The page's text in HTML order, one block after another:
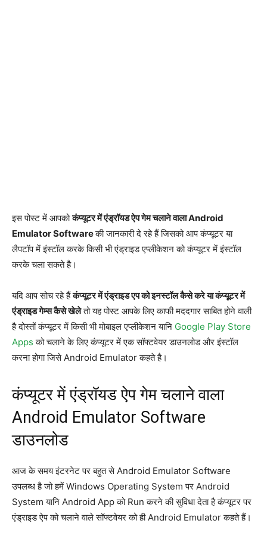
इस पोस्ट में आपकोकंप्यूटर में एंड्रॉयड ऐप गेम चलाने वाला Android
Emulator Softwareकी जानकारी दे रहे हैं जिसको आप कंप्यूटर या
लैपटॉप में इंस्टॉल करके किसी भी एंड्राइड एप्लीकेशन को कंप्यूटर में इंस्टॉल
करके चला सकते है।
यदि आप सोच रहे हैंकंप्यूटर में एंड्राइड एप को इनस्टॉल कैसे करे या कंप्यूटर में
एंड्राइड गेम्स कैसे खेलेतो यह पोस्ट आपके लिए काफी मददगार साबित होने वाली
है दोस्तों कंप्यूटर में किसी भी मोबाइल एप्लीकेशन यानि Google Play Store
Apps को चलाने के लिए कंप्यूटर में एक सॉफ्टवेयर डाउनलोड और इंस्टॉल
करना होगा जिसे Android Emulator कहते है।
कंप्यूटर में एंड्रॉयड ऐप गेम चलाने वाला
Android Emulator Software
डाउनलोड
आज के समय इंटरनेट पर बहुत से Android Emulator Software
उपलब्ध है जो हमें Windows Operating System पर Android
System यानि Android App को Run करने की सुविधा देता है कंप्यूटर पर
एंड्राइड ऐप को चलाने वाले सॉफ्टवेयर को ही Android Emulator कहते हैं।